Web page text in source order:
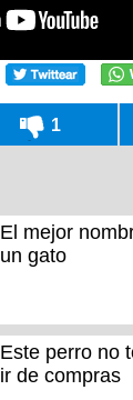
1
El mejor
un gato
Este perro no
ir de compras